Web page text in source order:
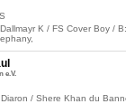
K / FS Cover Boy /
e.V.
/ Shere Khan du